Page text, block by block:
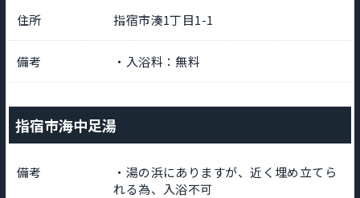
住所 指宿市湊1丁目1-1
備考 ・入浴料：無料
指宿市海中足湯
備考
・湯の浜にありますが、近く埋め立てら
れる為、入浴不可